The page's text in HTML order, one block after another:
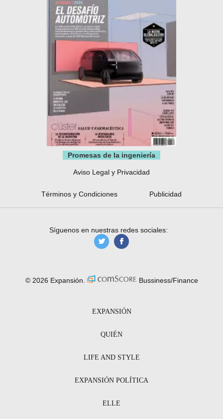
Promesas de la ingeniería
Aviso Legal y Privacidad
Términos y Condiciones Publicidad
EXPANSIÓN
QUIÉN
LIFE AND STYLE
EXPANSIÓN POLÍTICA
ELLE
Síguenos en nuestras redes sociales:
manufacturaGE
© 2026 Expansión. Bussiness/Finance